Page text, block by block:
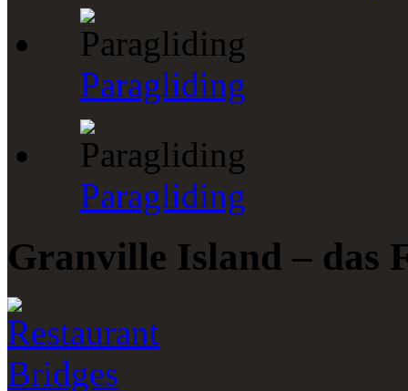
Paragliding
Paragliding
Granville Island – das